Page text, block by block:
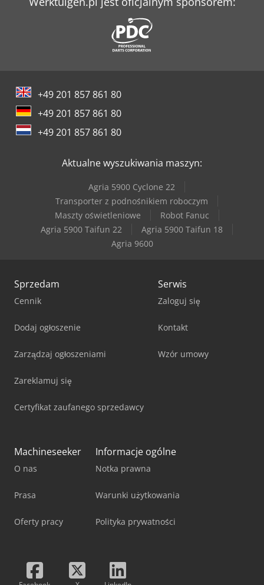
+49 201 857 861 80
+49 201 857 861 80
+49 201 857 861 80
Aktualne wyszukiwania maszyn:
Agria 5900 Cyclone 22
Transporter z podnośnikiem roboczym
Maszty oświetleniowe
Robot Fanuc
Agria 5900 Taifun 22
Agria 5900 Taifun 18
Agria 9600
Sprzedam
Cennik
Dodaj ogłoszenie
Zarządzaj ogłoszeniami
Zareklamuj się
Certyfikat zaufanego sprzedawcy
Serwis
Zaloguj się
Kontakt
Wzór umowy
Machineseeker
O nas
Prasa
Oferty pracy
Informacje ogólne
Notka prawna
Warunki użytkowania
Polityka prywatności